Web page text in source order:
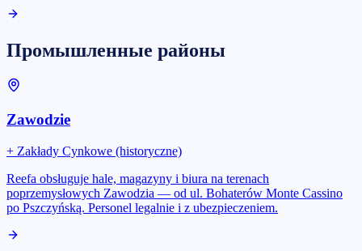
Промышленные районы
Zawodzie
+ Zakłady Cynkowe (historyczne)
Reefa obsługuje hale, magazyny i biura na terenach
poprzemysłowych Zawodzia — od ul. Bohaterów Monte Cassino
po Pszczyńską. Personel legalnie i z ubezpieczeniem.